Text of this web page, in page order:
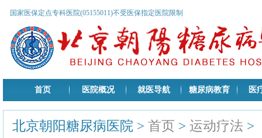
国家医保定点专科医院(05155011)不受医保指定医院限制
首页 医院概况 就医导航 糖尿病教育 医
北京朝阳糖尿病医院 > 首页 > 运动疗法 >